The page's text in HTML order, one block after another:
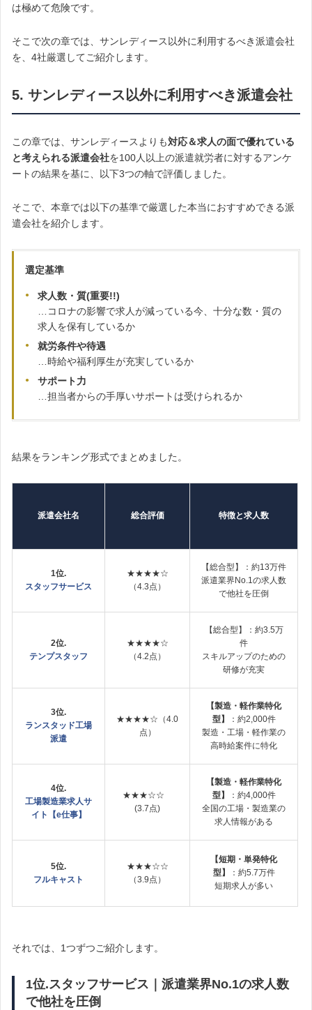
は極めて危険です。
そこで次の章では、サンレディース以外に利用するべき派遣会社
を、4社厳選してご紹介します。
5. サンレディース以外に利用すべき派遣会社
この章では、サンレディースよりも対応＆求人の面で優れている
と考えられる派遣会社を100人以上の派遣就労者に対するアンケ
ートの結果を基に、以下3つの軸で評価しました。
そこで、本章では以下の基準で厳選した本当におすすめできる派
遣会社を紹介します。
選定基準
求人数・質(重要!!)
…コロナの影響で求人が減っている今、十分な数・質の
求人を保有しているか
就労条件や待遇
…時給や福利厚生が充実しているか
サポート力
…担当者からの手厚いサポートは受けられるか
結果をランキング形式でまとめました。
派遣会社名 総合評価 特徴と求人数
1位.
スタッフサービス
★★★★☆
（4.3点）
【総合型】：約13万件
派遣業界No.1の求人数
で他社を圧倒
2位.
テンプスタッフ
★★★★☆
（4.2点）
【総合型】：約3.5万
件
スキルアップのための
研修が充実
3位.
ランスタッド工場
派遣
★★★★☆（4.0
点）
【製造・軽作業特化
型】
：約2,000件
製造・工場・軽作業の
高時給案件に特化
4位.
工場製造業求人サ
イト【e仕事】
★★★☆☆
(3.7点)
【製造・軽作業特化
型】
：約4,000件
全国の工場・製造業の
求人情報がある
5位.
フルキャスト
★★★☆☆
（3.9点）
【短期・単発特化
型】
：約5.7万件
短期求人が多い
それでは、1つずつご紹介します。
1位.スタッフサービス｜派遣業界No.1の求人数
で他社を圧倒